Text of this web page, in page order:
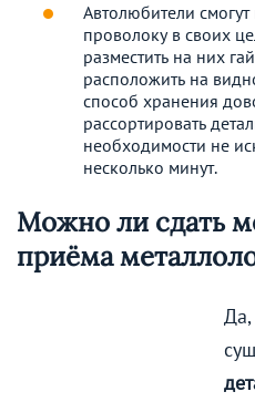
Автолюбители
проволоку в своих
разместить на них
расположить на
способ хранения
рассортировать
необходимости не
несколько минут.
Можно ли сдать
приёма
Да,